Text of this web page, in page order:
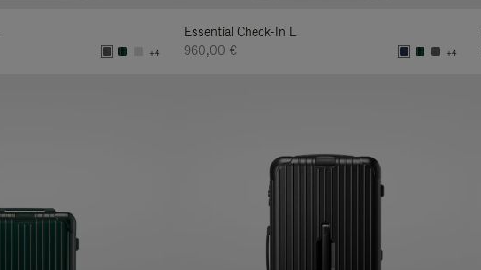
+4
Essential Check-In L
960,00 €
+4